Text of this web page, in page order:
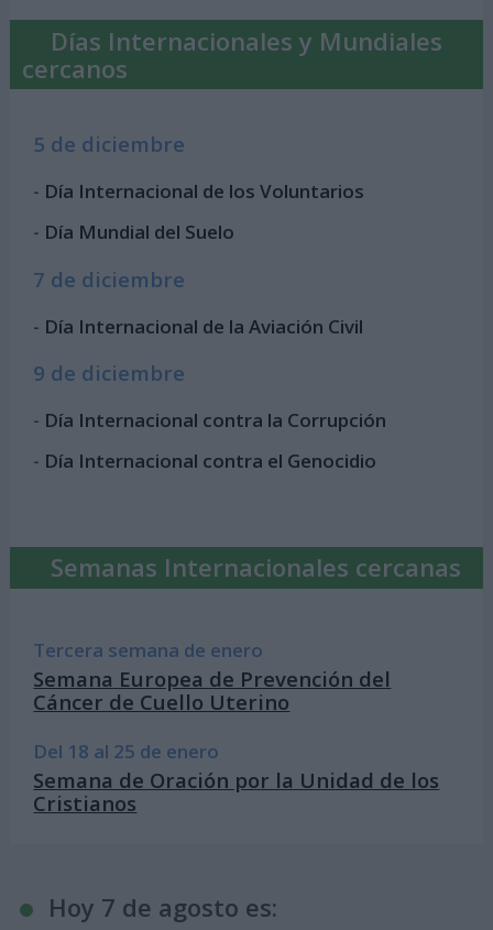
Días Internacionales y Mundiales
cercanos
5 de diciembre
- Día Internacional de los Voluntarios
- Día Mundial del Suelo
7 de diciembre
- Día Internacional de la Aviación Civil
9 de diciembre
- Día Internacional contra la Corrupción
- Día Internacional contra el Genocidio
Semanas Internacionales cercanas
Tercera semana de enero
Semana Europea de Prevención del
Cáncer de Cuello Uterino
Del 18 al 25 de enero
Semana de Oración por la Unidad de los
Cristianos
Hoy 7 de agosto es: